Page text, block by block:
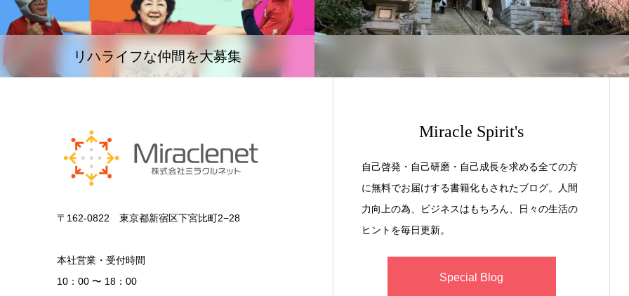
リハライフな仲間を大募集
〒162-0822 東京都新宿区下宮比町2−28
本社営業・受付時間
10：00 〜 18：00
Miracle Spirit's
自己啓発・自己研磨・自己成長を求める全ての方
に無料でお届けする書籍化もされたブログ。人間
力向上の為、ビジネスはもちろん、日々の生活の
ヒントを毎日更新。
Special Blog